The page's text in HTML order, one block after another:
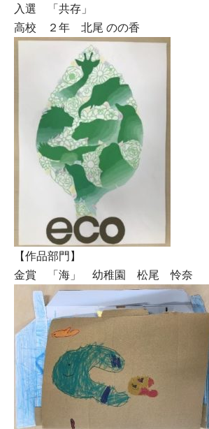
入選 「共存」
高校 ２年 北尾 のの香
【作品部門】
金賞 「海」 幼稚園 松尾 怜奈